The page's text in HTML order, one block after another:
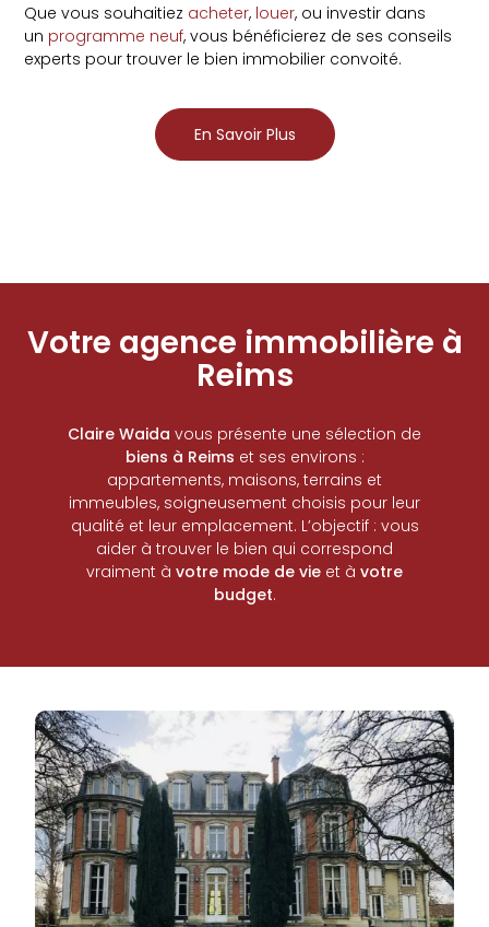
Que vous souhaitiez acheter, louer, ou investir dans
un programme neuf, vous bénéficierez de ses conseils
experts pour trouver le bien immobilier convoité.
En Savoir Plus
Votre agence immobilière à
Reims
Claire Waida vous présente une sélection de
biens à Reims et ses environs :
appartements, maisons, terrains et
immeubles, soigneusement choisis pour leur
qualité et leur emplacement. L’objectif : vous
aider à trouver le bien qui correspond
vraiment à votre mode de vie et à votre
budget.